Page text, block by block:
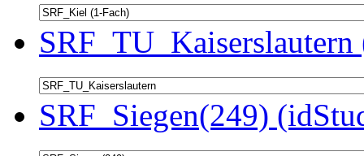
SRF_Siegen(249)